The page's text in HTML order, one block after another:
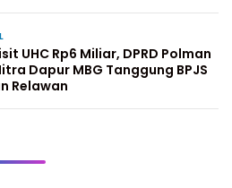
UHC Rp6 Miliar, DPRD Polman
Dapur MBG Tanggung BPJS
Relawan